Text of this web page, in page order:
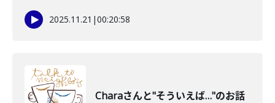
2025.11.21 |00:20:58
Charaさんと"そういえば…"のお話